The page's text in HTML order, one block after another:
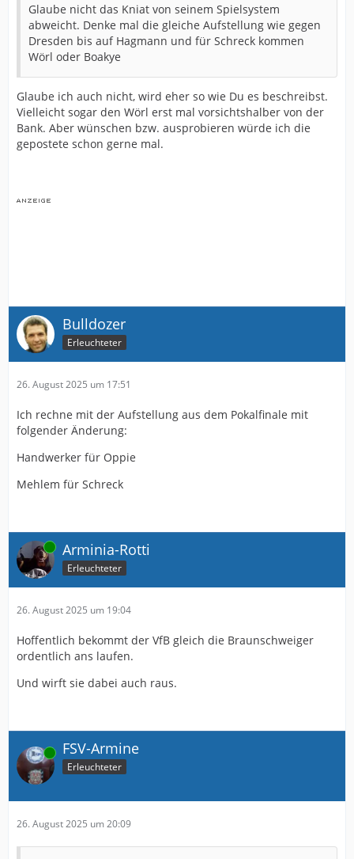
Glaube nicht das Kniat von seinem Spielsystem
abweicht. Denke mal die gleiche Aufstellung wie gegen
Dresden bis auf Hagmann und für Schreck kommen
Wörl oder Boakye
Glaube ich auch nicht, wird eher so wie Du es beschreibst.
Vielleicht sogar den Wörl erst mal vorsichtshalber von der
Bank. Aber wünschen bzw. ausprobieren würde ich die
gepostete schon gerne mal.
Bulldozer
Erleuchteter
26. August 2025 um 17:51
Ich rechne mit der Aufstellung aus dem Pokalfinale mit
folgender Änderung:
Handwerker für Oppie
Mehlem für Schreck
Online Arminia-Rotti
Erleuchteter
26. August 2025 um 19:04
Hoffentlich bekommt der VfB gleich die Braunschweiger
ordentlich ans laufen.
Und wirft sie dabei auch raus.
Online FSV-Armine
Erleuchteter
26. August 2025 um 20:09